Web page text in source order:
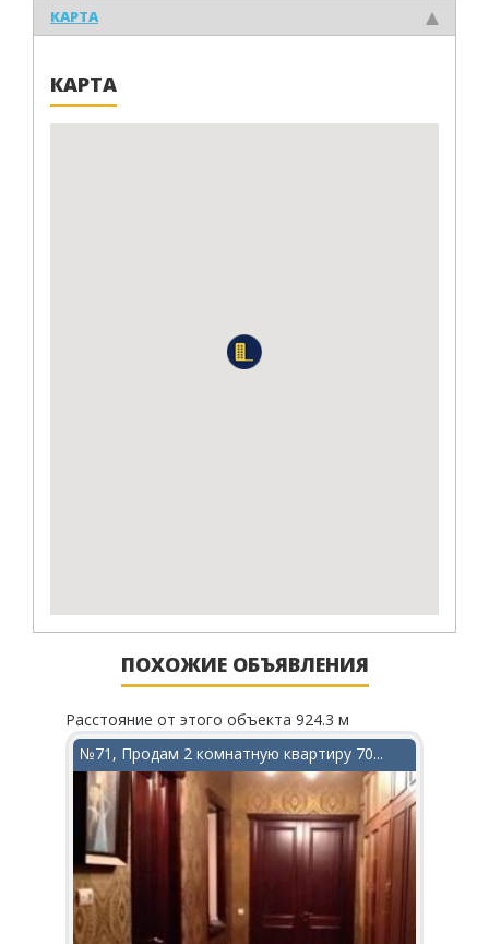
КАРТА
КАРТА
ПОХОЖИЕ ОБЪЯВЛЕНИЯ
Расстояние от этого объекта 924.3 м
№71, Продам 2 комнатную квартиру 70...